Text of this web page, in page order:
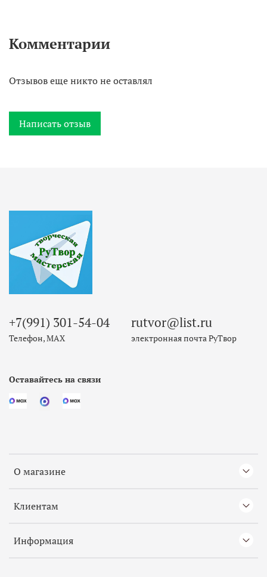
Комментарии
Отзывов еще никто не оставлял
Написать отзыв
О магазине
Клиентам
Информация
+7(991) 301-54-04
Телефон, МАХ
rutvor@list.ru
электронная почта РуТвор
Оставайтесь на связи